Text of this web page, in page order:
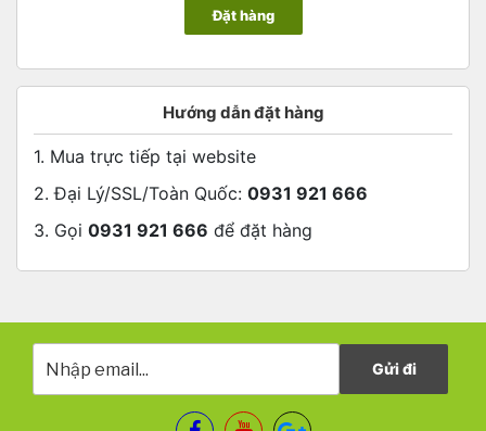
Hướng dẫn đặt hàng
1. Mua trực tiếp tại website
2. Đại Lý/SSL/Toàn Quốc: 0931 921 666
3. Gọi 0931 921 666 để đặt hàng